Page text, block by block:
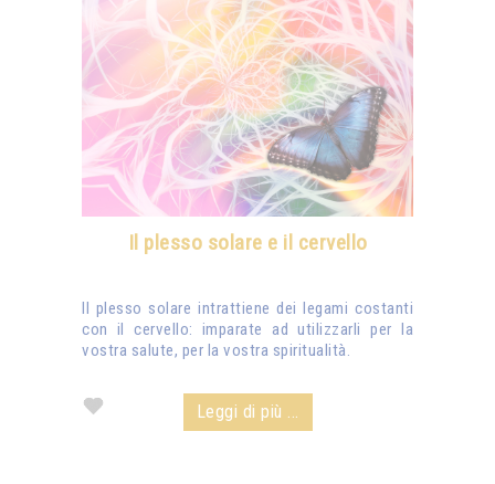
Il plesso solare e il cervello
Il plesso solare intrattiene dei legami costanti
con il cervello: imparate ad utilizzarli per la
vostra salute, per la vostra spiritualità.
Leggi di più ...